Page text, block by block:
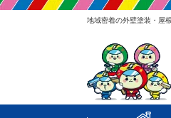
地域密着の外壁塗装・屋